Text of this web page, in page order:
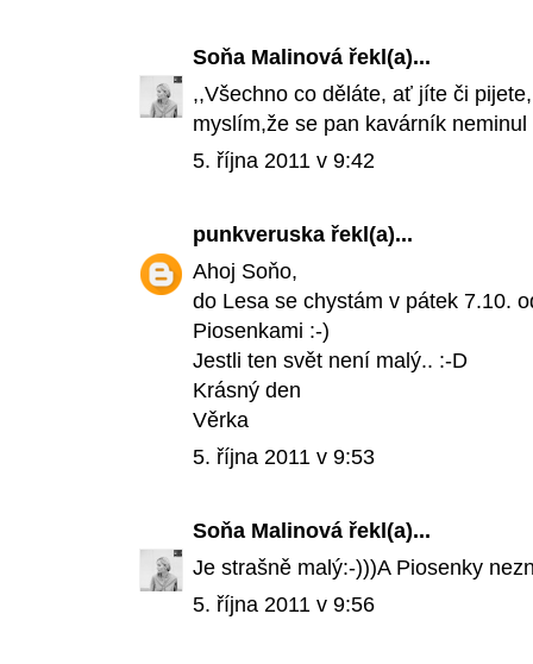
Soňa Malinová řekl(a)...
,,Všechno co děláte, ať jíte či
myslím,že se pan kavárník
5. října 2011 v 9:42
punkveruska řekl(a)...
Ahoj Soňo,
do Lesa se chystám v pátek 7.10.
Piosenkami :-)
Jestli ten svět není malý.. :-D
Krásný den
Věrka
5. října 2011 v 9:53
Soňa Malinová řekl(a)...
Je strašně malý:-)))A Piosenky
5. října 2011 v 9:56